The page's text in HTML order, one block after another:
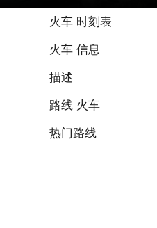
火车 时刻表
火车 信息
描述
路线 火车
热门路线